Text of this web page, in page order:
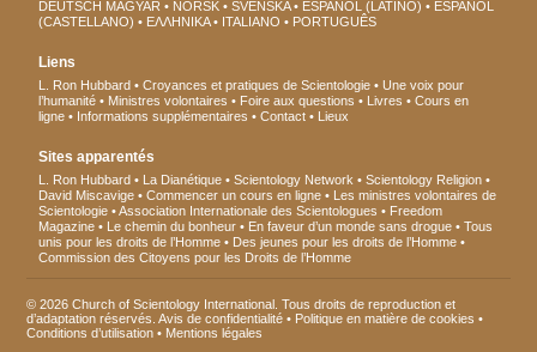
DEUTSCH MAGYAR NORSK SVENSKA ESPAÑOL (LATINO)
ESPAÑOL
(CASTELLANO)
ΕΛΛΗΝΙΚA ITALIANO PORTUGUÊS
Liens
L. Ron Hubbard Croyances et pratiques de Scientologie
Une voix pour
l’humanité
Ministres volontaires Foire aux questions Livres
Cours en
ligne
Informations supplémentaires Contact Lieux
Sites apparentés
L. Ron Hubbard La Dianétique Scientology Network
Scientology Religion
David Miscavige
Commencer un cours en ligne
Les ministres volontaires de
Scientologie
Association Internationale des Scientologues
Freedom
Magazine
Le chemin du bonheur En faveur d’un monde sans drogue
Tous
unis pour les droits de l’Homme
Des jeunes pour les droits de l’Homme
Commission des Citoyens pour les Droits de l’Homme
© 2026 Church of Scientology International. Tous droits de reproduction et
d’adaptation réservés.Avis de confidentialité • Politique en matière de cookies •
Conditions d’utilisation • Mentions légales